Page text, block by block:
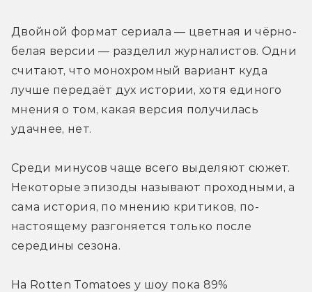
Двойной формат сериала — цветная и чёрно-
белая версии — разделил журналистов. Одни
считают, что монохромный вариант куда
лучше передаёт дух истории, хотя единого
мнения о том, какая версия получилась
удачнее, нет.
Среди минусов чаще всего выделяют сюжет.
Некоторые эпизоды называют проходными, а
сама история, по мнению критиков, по-
настоящему разгоняется только после
середины сезона.
На Rotten Tomatoes у шоу пока 89%